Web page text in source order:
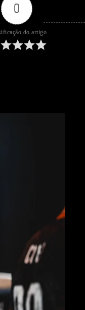
0
do artigo